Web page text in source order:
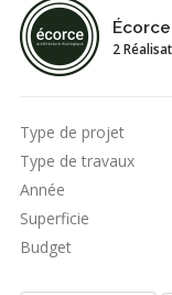
2
Type de projet
Type de travaux
Année
Superficie
Budget